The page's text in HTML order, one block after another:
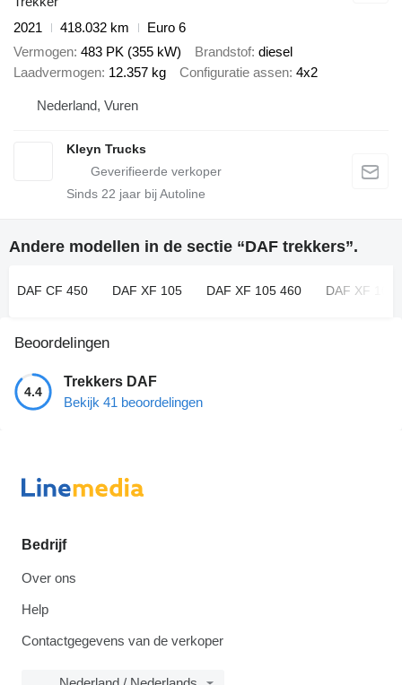
2021
418.032 km
Euro 6
Vermogen 483 PK (355 kW) Brandstof diesel
Laadvermogen 12.357 kg Configuratie assen 4x2
Nederland, Vuren
Kleyn Trucks
Sinds 22 jaar bij Autoline
Andere modellen in de sectie “DAF trekkers”.
DAF CF 450 DAF XF 105 DAF XF 105 460 DAF XF 106
Beoordelingen
4.4
Trekkers DAF
Bekijk 41 beoordelingen
Bedrijf
Over ons
Help
Contactgegevens van de verkoper